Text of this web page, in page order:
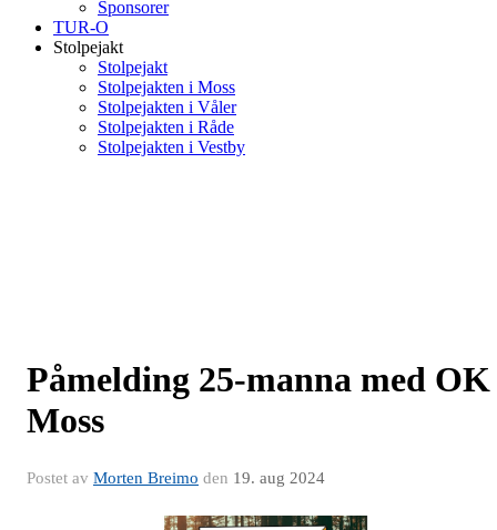
Sponsorer
TUR-O
Stolpejakt
Stolpejakt
Stolpejakten i Moss
Stolpejakten i Våler
Stolpejakten i Råde
Stolpejakten i Vestby
Påmelding 25-manna med OK
Moss
Postet av Morten Breimo den 19. aug 2024